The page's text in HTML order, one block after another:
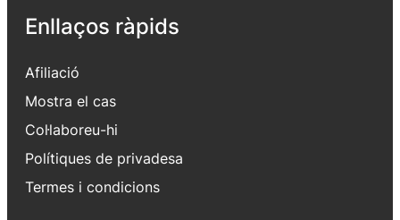
Enllaços ràpids
Afiliació
Mostra el cas
Col·laboreu-hi
Polítiques de privadesa
Termes i condicions